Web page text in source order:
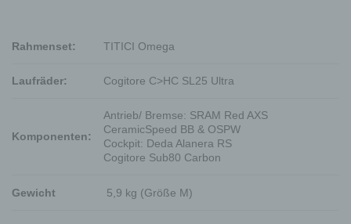
Rahmenset: TITICI Omega
Laufräder: Cogitore C>HC SL25 Ultra
Komponenten:
Antrieb/ Bremse: SRAM Red AXS
CeramicSpeed BB & OSPW
Cockpit: Deda Alanera RS
Cogitore Sub80 Carbon
Gewicht 5,9 kg (Größe M)